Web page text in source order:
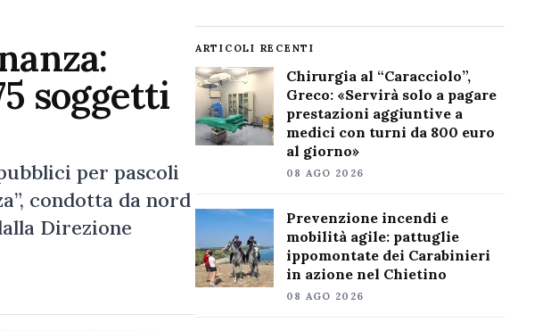
soggetti
per pascoli
condotta da nord
Direzione
ARTICOLI RECENTI
Chirurgia al “Caracciolo”,
Greco: «Servirà solo a pagare
prestazioni aggiuntive a
medici con turni da 800 euro
al giorno»
08 AGO 2026
Prevenzione incendi e
mobilità agile: pattuglie
ippomontate dei Carabinieri
in azione nel Chietino
08 AGO 2026